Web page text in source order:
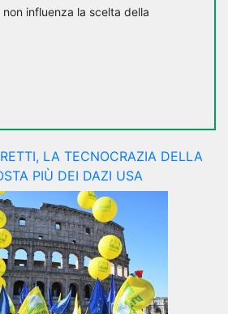
non influenza la scelta della